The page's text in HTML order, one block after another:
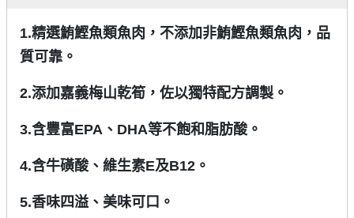
1.精選鮪鰹魚類魚肉，不添加非鮪鰹魚類魚肉，品
質可靠。
2.添加嘉義梅山乾筍，佐以獨特配方調製。
3.含豐富EPA、DHA等不飽和脂肪酸。
4.含牛磺酸、維生素E及B12。
5.香味四溢、美味可口。